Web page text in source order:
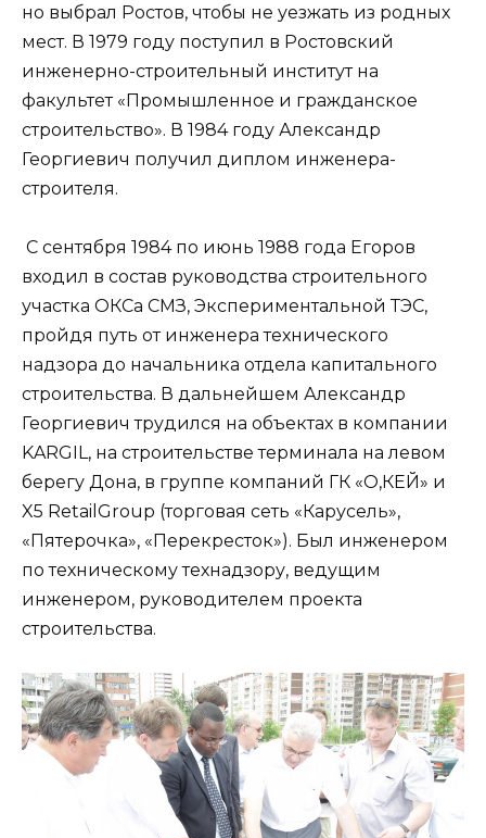
но выбрал Ростов, чтобы не уезжать из родных
мест. В 1979 году поступил в Ростовский
инженерно-строительный институт на
факультет «Промышленное и гражданское
строительство». В 1984 году Александр
Георгиевич получил диплом инженера-
строителя.
С сентября 1984 по июнь 1988 года Егоров
входил в состав руководства строительного
участка ОКСа СМЗ, Экспериментальной ТЭС,
пройдя путь от инженера технического
надзора до начальника отдела капитального
строительства. В дальнейшем Александр
Георгиевич трудился на объектах в компании
KARGIL, на строительстве терминала на левом
берегу Дона, в группе компаний ГК «О,КЕЙ» и
X5 RetailGroup (торговая сеть «Карусель»,
«Пятерочка», «Перекресток»). Был инженером
по техническому технадзору, ведущим
инженером, руководителем проекта
строительства.